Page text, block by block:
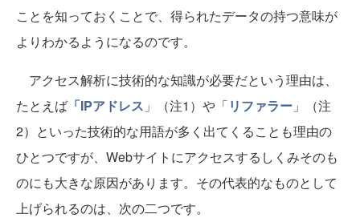
ことを知っておくことで、得られたデータの持つ意味が
よりわかるようになるのです。
アクセス解析に技術的な知識が必要だという理由は、
たとえば 「IPアドレス 」 （注1） や 「リファラー 」
（注
2） といった技術的な用語が多く出てくることも理由の
ひとつですが、Webサイトにアクセスするしくみそのも
のにも大きな原因があります。その代表的なものとして
上げられるのは、次の二つです。